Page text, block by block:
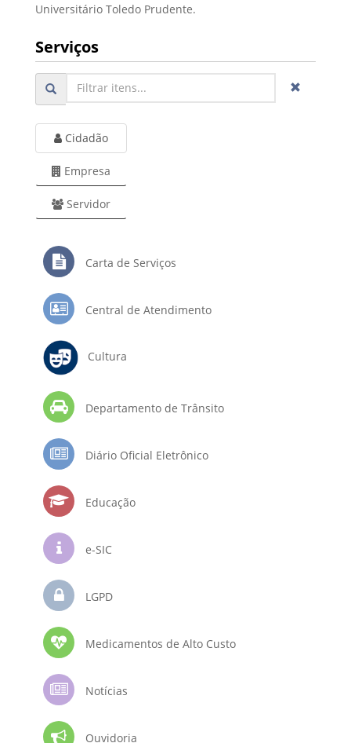
Universitário Toledo Prudente.
Serviços
Cidadão
Empresa
Servidor
Carta de Serviços
Central de Atendimento
Cultura
Departamento de Trânsito
Diário Oficial Eletrônico
Educação
e-SIC
LGPD
Medicamentos de Alto Custo
Notícias
Ouvidoria